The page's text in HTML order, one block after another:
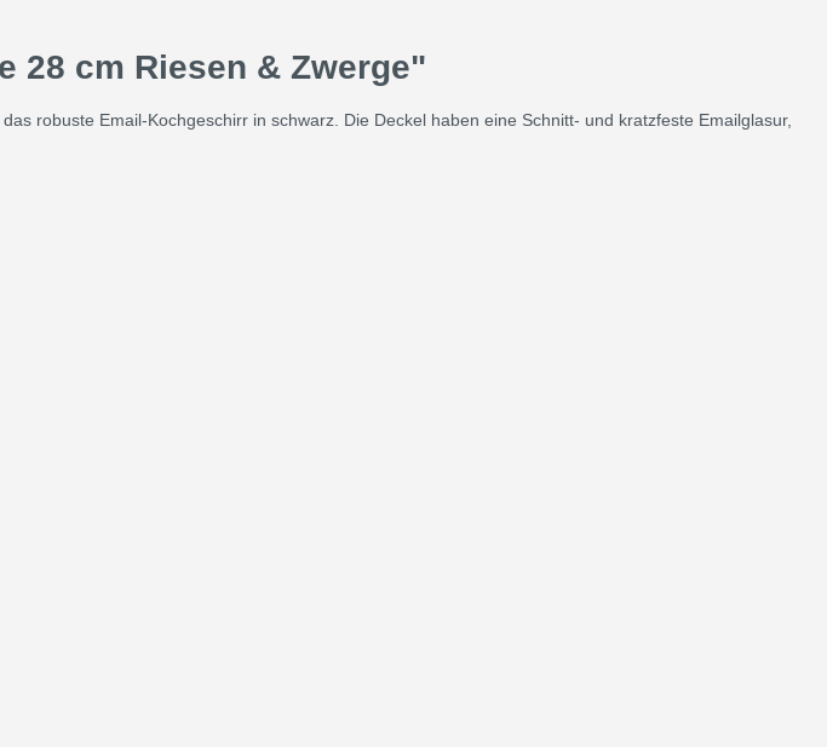
28 cm Riesen & Zwerge"
robuste Email-Kochgeschirr in schwarz. Die Deckel haben eine Schnitt- und kratzfeste Emailglasur,